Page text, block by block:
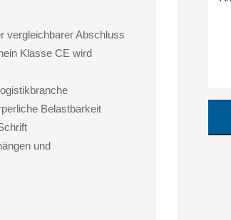
vergleichbarer Abschluss
Klasse CE wird
Belastbarkeit
und